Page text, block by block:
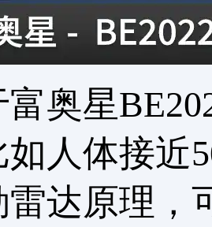
奥星
人体接近
达原理，